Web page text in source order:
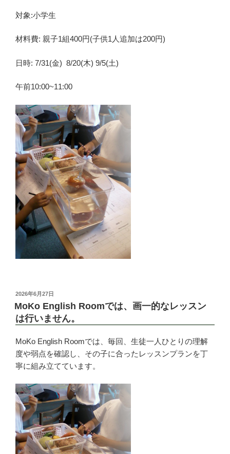
対象:小学生
材料費: 親子1組400円(子供1人追加は200円)
日時: 7/31(金) 8/20(木) 9/5(土)
午前10:00~11:00
投
稿
2026年6月27日
MoKo English Roomでは、画一的なレッスン
は行いません。
MoKo English Roomでは、毎回、生徒一人ひとりの理解
度や弱点を確認し、その子に合ったレッスンプランを丁
寧に組み立てています。